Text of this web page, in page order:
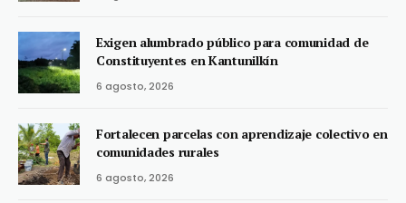
Exigen alumbrado público para comunidad de
Constituyentes en Kantunilkín
6 agosto, 2026
Fortalecen parcelas con aprendizaje colectivo en
comunidades rurales
6 agosto, 2026